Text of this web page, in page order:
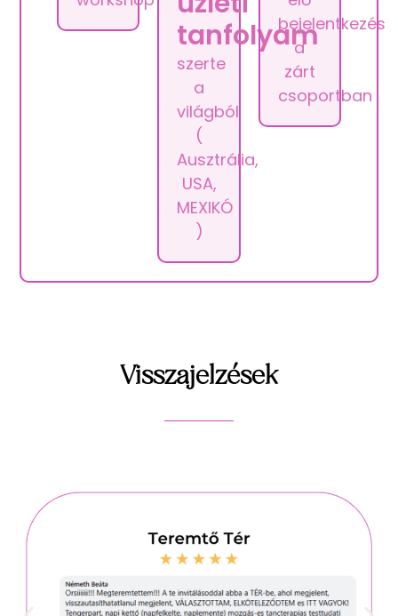
tanfolyam
szerte
a
világból
(
Ausztrália,
USA,
MEXIKÓ
)
bejelentkezés
a
zárt
csoportban
Visszajelzések